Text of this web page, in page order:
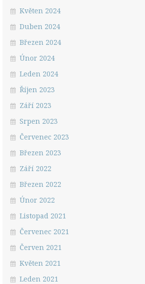
Květen 2024
Duben 2024
Březen 2024
Únor 2024
Leden 2024
Říjen 2023
Září 2023
Srpen 2023
Červenec 2023
Březen 2023
Září 2022
Březen 2022
Únor 2022
Listopad 2021
Červenec 2021
Červen 2021
Květen 2021
Leden 2021